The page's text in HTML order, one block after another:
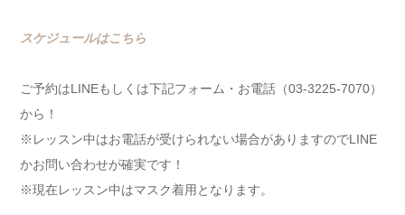
スケジュールはこちら
ご予約はLINEもしくは下記フォーム・お電話（03-3225-7070）
から！
※レッスン中はお電話が受けられない場合がありますのでLINE
かお問い合わせが確実です！
※現在レッスン中はマスク着用となります。